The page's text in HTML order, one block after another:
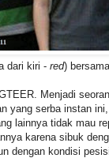
dari kiri -red)
Menjadi
yang serba instan
lainnya tidak mau
karena sibuk
dengan kondisi